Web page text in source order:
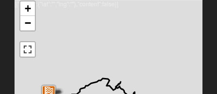
[{"latlng":{"lat":"","lng":""},"content":false}]
+
−